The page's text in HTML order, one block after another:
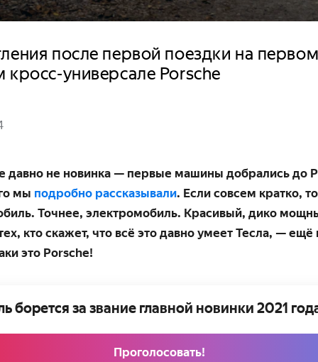
после первой поездки на
кросс-универсале Porsche
давно не новинка — первые машины добрались до
мы подробно рассказывали. Если совсем кратко,
Точнее, электромобиль. Красивый, дико
кто скажет, что всё это давно умеет Тесла, —
это Porsche!
борется за звание главной новинки 2021
Проголосовать!